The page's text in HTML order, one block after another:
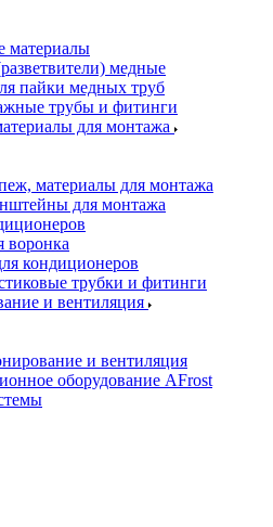
материалы
медные
пайки медных труб
трубы и фитинги
для монтажа
материалы для монтажа
для монтажа
воронка
кондиционеров
трубки и фитинги
и вентиляция
и вентиляция
оборудование AFrost